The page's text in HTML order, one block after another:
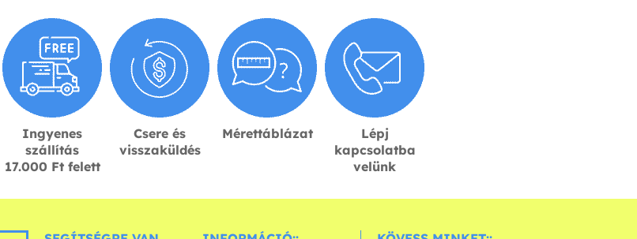
Ingyenes
szállítás
17.000 Ft felett
Csere és
visszaküldés
Mérettáblázat
Lépj
kapcsolatba
velünk